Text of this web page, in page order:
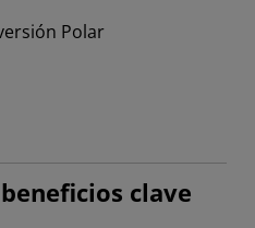
Polar
clave